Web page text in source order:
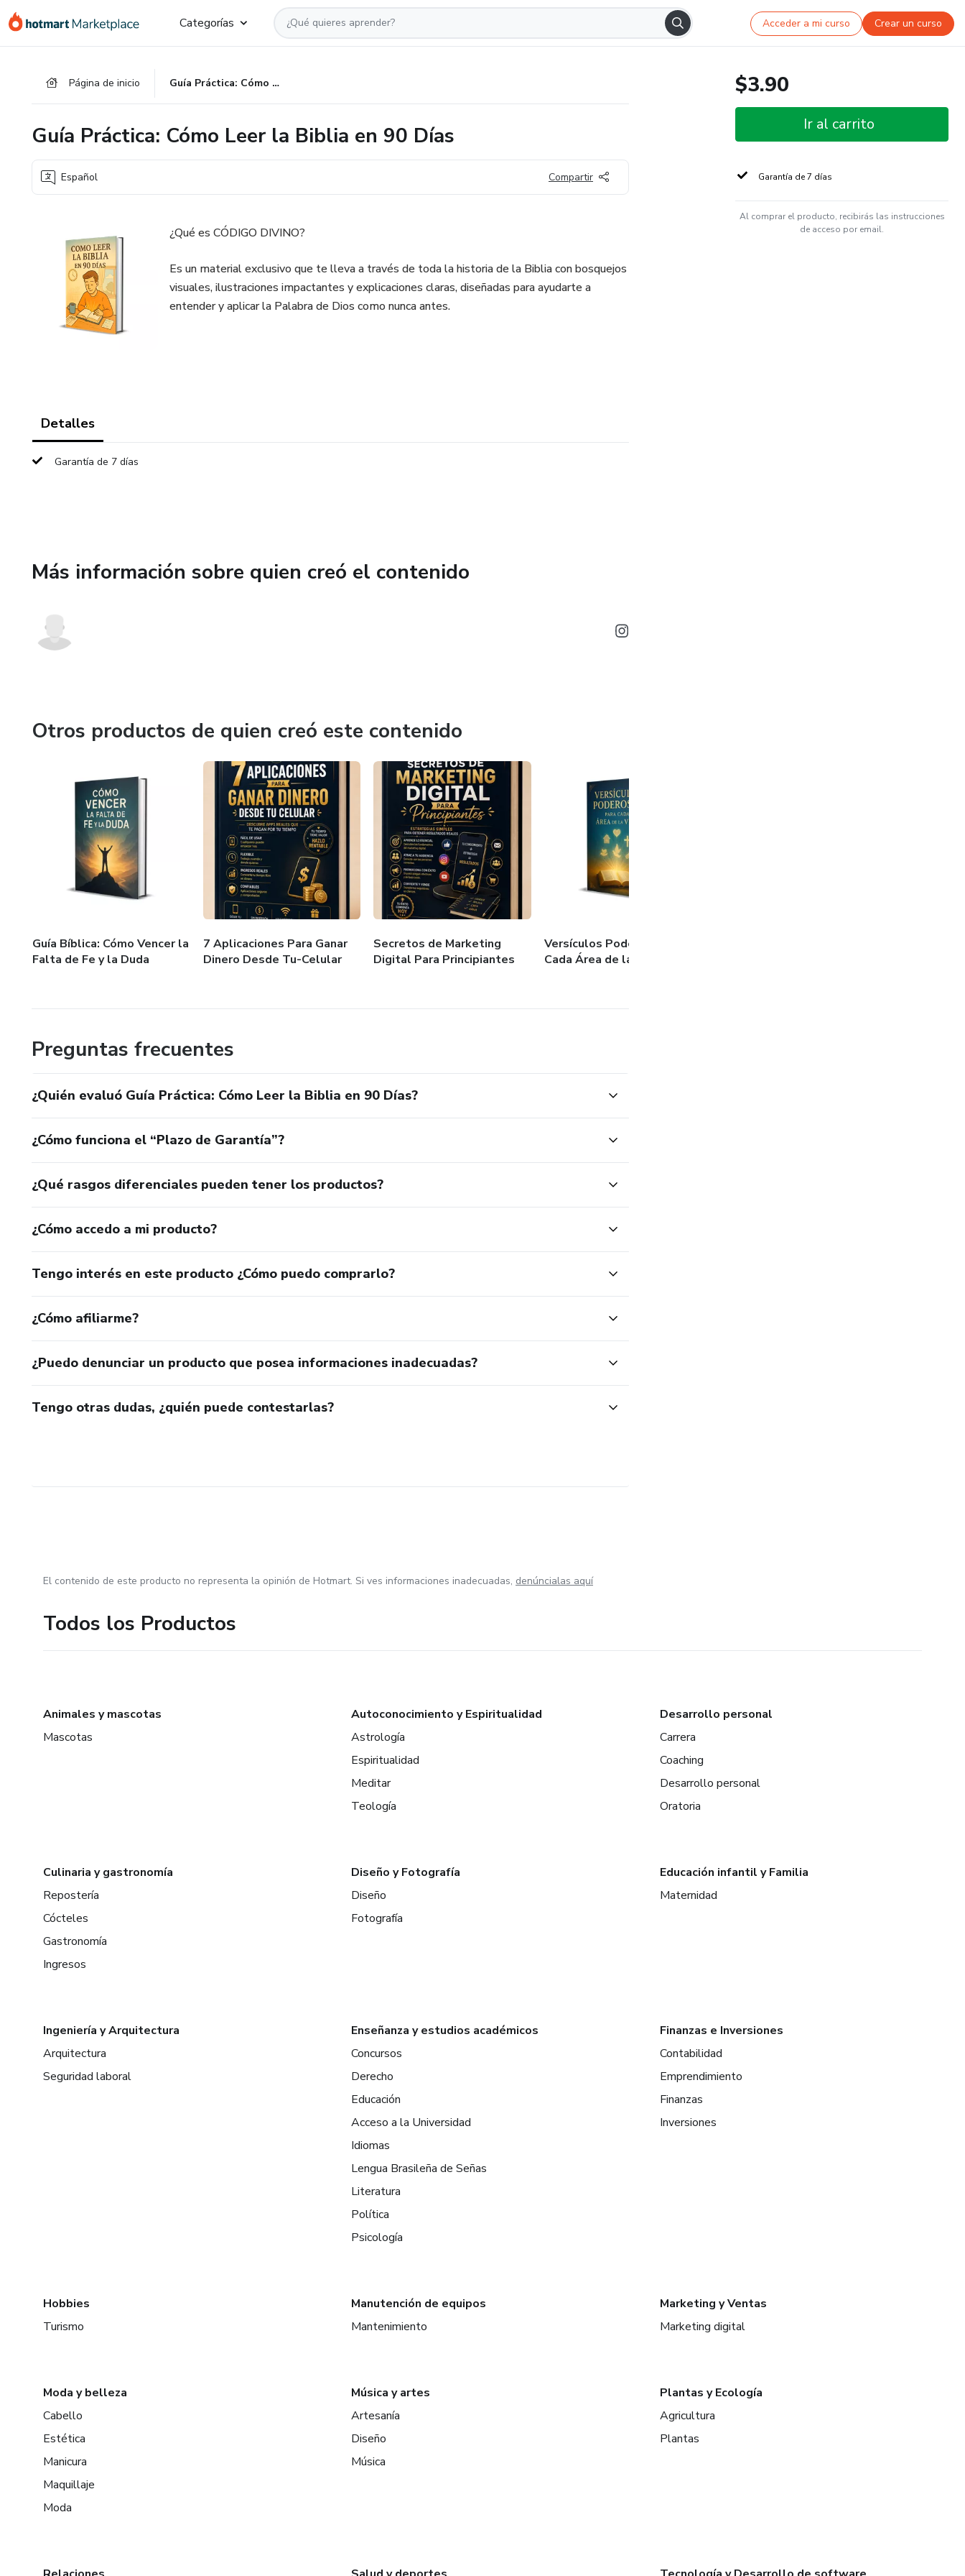
Categorías Acceder a mi curso Crear un curso
Página de inicio Guía Práctica: Cómo Leer la Biblia en 90 Días
Guía Práctica: Cómo Leer la Biblia en 90 Días
Español Compartir
¿Qué es CÓDIGO DIVINO?
Es un material exclusivo que te lleva a través de toda la historia de la Biblia con bosquejos
visuales, ilustraciones impactantes y explicaciones claras, diseñadas para ayudarte a
entender y aplicar la Palabra de Dios como nunca antes.
Detalles
Garantía de 7 días
Más información sobre quien creó el contenido
Otros productos de quien creó este contenido
Guía Bíblica: Cómo Vencer la
Falta de Fe y la Duda
7 Aplicaciones Para Ganar
Dinero Desde Tu-Celular
Secretos de Marketing
Digital Para Principiantes
Versículos Poderosos para
Cada Área de la Vida
Preguntas frecuentes
¿Quién evaluó Guía Práctica: Cómo Leer la Biblia en 90 Días?
¿Cómo funciona el “Plazo de Garantía”?
¿Qué rasgos diferenciales pueden tener los productos?
¿Cómo accedo a mi producto?
Tengo interés en este producto ¿Cómo puedo comprarlo?
¿Cómo afiliarme?
¿Puedo denunciar un producto que posea informaciones inadecuadas?
Tengo otras dudas, ¿quién puede contestarlas?
$3.90
Ir al carrito
Garantía de 7 días
Al comprar el producto, recibirás las instrucciones
de acceso por email.
El contenido de este producto no representa la opinión de Hotmart. Si ves informaciones inadecuadas, denúncialas aquí
Todos los Productos
Animales y mascotas
Mascotas
Autoconocimiento y Espiritualidad
Astrología
Espiritualidad
Meditar
Teología
Desarrollo personal
Carrera
Coaching
Desarrollo personal
Oratoria
Culinaria y gastronomía
Repostería
Cócteles
Gastronomía
Ingresos
Diseño y Fotografía
Diseño
Fotografía
Educación infantil y Familia
Maternidad
Ingeniería y Arquitectura
Arquitectura
Seguridad laboral
Enseñanza y estudios académicos
Concursos
Derecho
Educación
Acceso a la Universidad
Idiomas
Lengua Brasileña de Señas
Literatura
Política
Psicología
Finanzas e Inversiones
Contabilidad
Emprendimiento
Finanzas
Inversiones
Hobbies
Turismo
Manutención de equipos
Mantenimiento
Marketing y Ventas
Marketing digital
Moda y belleza
Cabello
Estética
Manicura
Maquillaje
Moda
Música y artes
Artesanía
Diseño
Música
Plantas y Ecología
Agricultura
Plantas